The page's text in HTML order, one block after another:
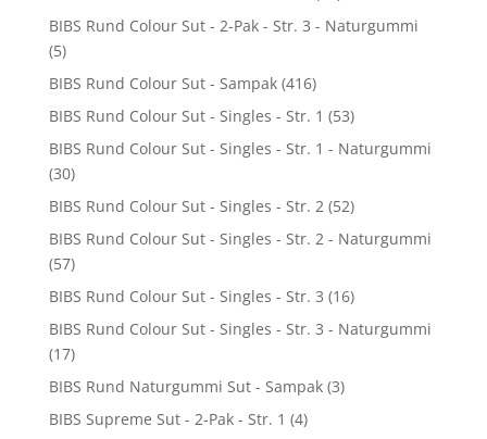
BIBS Rund Colour Sut - 2-Pak - Str. 3 - Naturgummi
(5)
BIBS Rund Colour Sut - Sampak (416)
BIBS Rund Colour Sut - Singles - Str. 1 (53)
BIBS Rund Colour Sut - Singles - Str. 1 - Naturgummi
(30)
BIBS Rund Colour Sut - Singles - Str. 2 (52)
BIBS Rund Colour Sut - Singles - Str. 2 - Naturgummi
(57)
BIBS Rund Colour Sut - Singles - Str. 3 (16)
BIBS Rund Colour Sut - Singles - Str. 3 - Naturgummi
(17)
BIBS Rund Naturgummi Sut - Sampak (3)
BIBS Supreme Sut - 2-Pak - Str. 1 (4)